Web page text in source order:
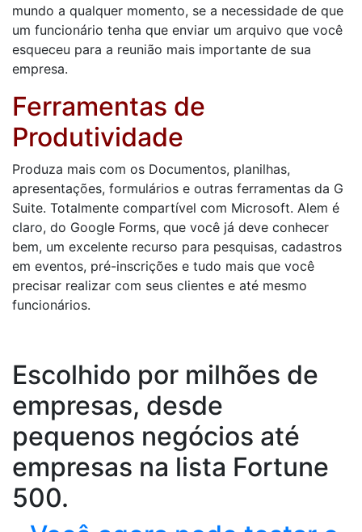
mundo a qualquer momento, se a necessidade de que
um funcionário tenha que enviar um arquivo que você
esqueceu para a reunião mais importante de sua
empresa.
Ferramentas de
Produtividade
Produza mais com os Documentos, planilhas,
apresentações, formulários e outras ferramentas da G
Suite. Totalmente compartível com Microsoft. Alem é
claro, do Google Forms, que você já deve conhecer
bem, um excelente recurso para pesquisas, cadastros
em eventos, pré-inscrições e tudo mais que você
precisar realizar com seus clientes e até mesmo
funcionários.
Escolhido por milhões de
empresas, desde
pequenos negócios até
empresas na lista Fortune
500.